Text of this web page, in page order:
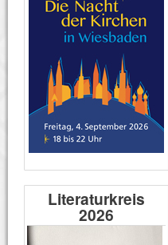
Literaturkreis
2026